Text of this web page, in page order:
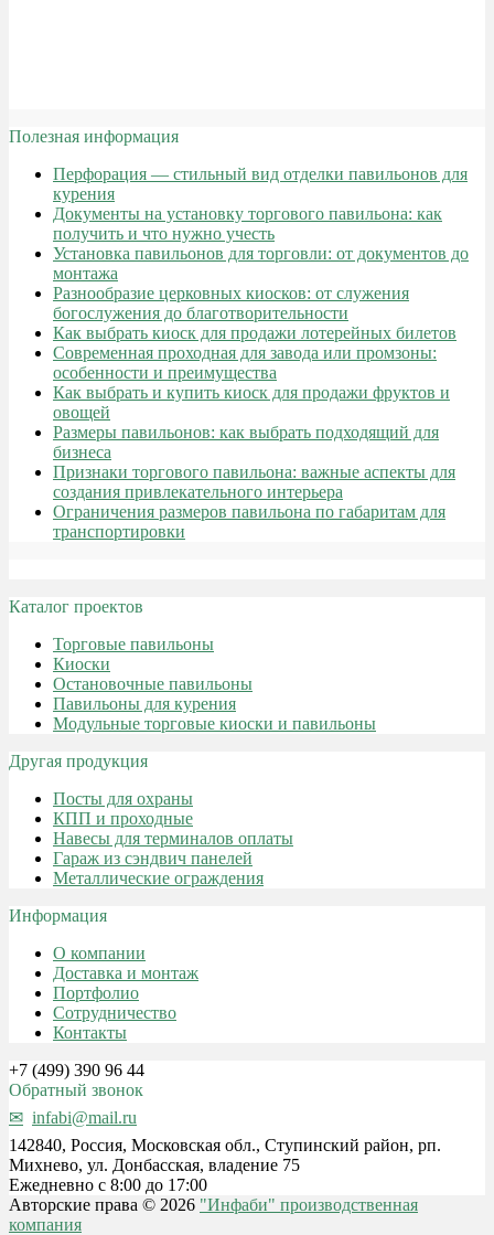
Полезная информация
Перфорация — стильный вид отделки павильонов для
курения
Документы на установку торгового павильона: как
получить и что нужно учесть
Установка павильонов для торговли: от документов до
монтажа
Разнообразие церковных киосков: от служения
богослужения до благотворительности
Как выбрать киоск для продажи лотерейных билетов
Современная проходная для завода или промзоны:
особенности и преимущества
Как выбрать и купить киоск для продажи фруктов и
овощей
Размеры павильонов: как выбрать подходящий для
бизнеса
Признаки торгового павильона: важные аспекты для
создания привлекательного интерьера
Ограничения размеров павильона по габаритам для
транспортировки
Каталог проектов
Торговые павильоны
Киоски
Остановочные павильоны
Павильоны для курения
Модульные торговые киоски и павильоны
Другая продукция
Посты для охраны
КПП и проходные
Навесы для терминалов оплаты
Гараж из сэндвич панелей
Металлические ограждения
Информация
О компании
Доставка и монтаж
Портфолио
Сотрудничество
Контакты
+7 (499) 390 96 44
Обратный звонок
infabi@mail.ru
142840, Россия, Московская обл., Ступинский район, рп.
Михнево, ул. Донбасская, владение 75
Ежедневно с 8:00 до 17:00
Авторские права © 2026 "Инфаби" производственная
компания